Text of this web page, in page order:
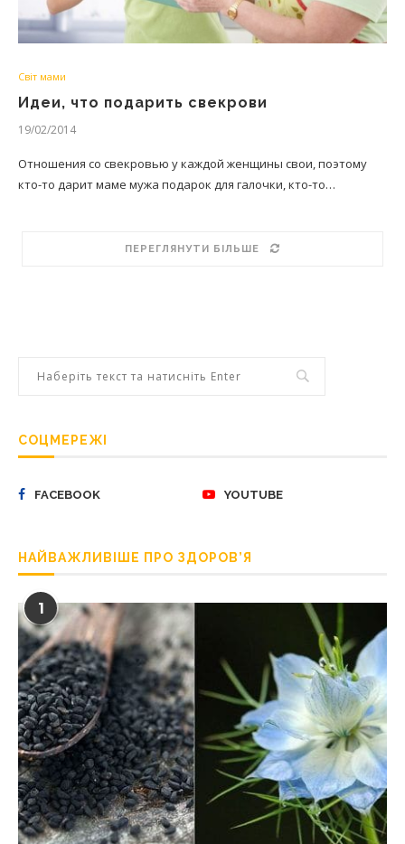
Світ мами
Идеи, что подарить свекрови
19/02/2014
Отношения со свекровью у каждой женщины свои, поэтому
кто-то дарит маме мужа подарок для галочки, кто-то…
ПЕРЕГЛЯНУТИ БІЛЬШЕ
СОЦМЕРЕЖІ
FACEBOOK YOUTUBE
НАЙВАЖЛИВІШЕ ПРО ЗДОРОВ’Я
1